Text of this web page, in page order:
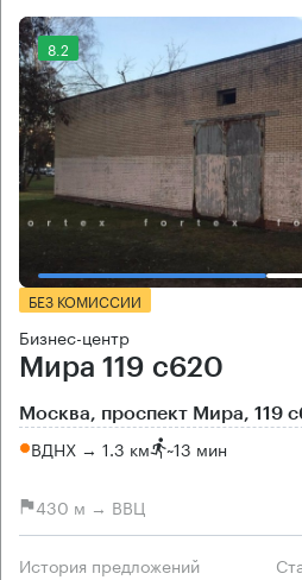
8.2
БЕЗ КОМИССИИ
Бизнес-центр
Мира 119 с620
Москва, проспект Мира, 119
ВДНХ → 1.3 км ~13 мин
430 м → ВВЦ
История предложений